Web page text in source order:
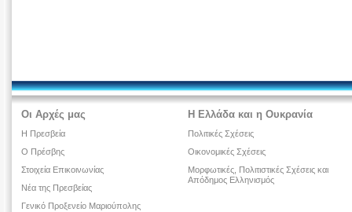
Οι Αρχές μας
Η Πρεσβεία
Ο Πρέσβης
Στοιχεία Επικοινωνίας
Νέα της Πρεσβείας
Γενικό Προξενείο Μαριούπολης
Η Ελλάδα και η Ουκρανία
Πολιτικές Σχέσεις
Οικονομικές Σχέσεις
Μορφωτικές, Πολιτιστικές Σχέσεις και
Απόδημος Ελληνισμός